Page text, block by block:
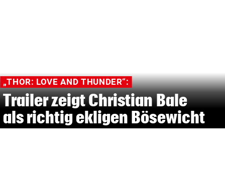
„THOR: LOVE AND THUNDER“:
Trailer zeigt Christian Bale
als richtig ekligen Bösewicht